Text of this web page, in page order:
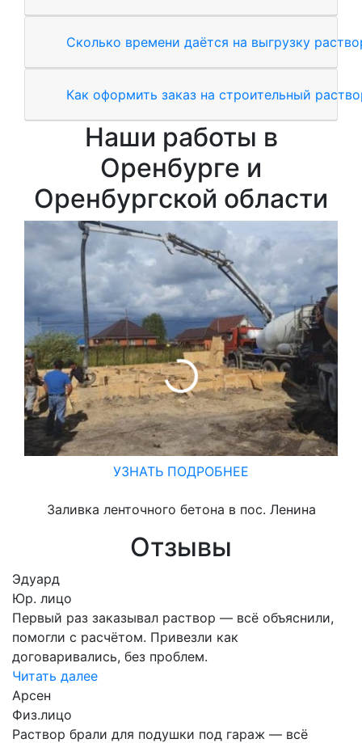
Сколько времени даётся на выгрузку
Как оформить заказ на строительный
Наши работы в
Оренбурге и
Оренбургской области
УЗНАТЬ ПОДРОБНЕЕ
Заливка ленточного бетона в пос. Ленина
Отзывы
Эдуард
Юр. лицо
Первый раз заказывал раствор — всё объяснили,
помогли с расчётом. Привезли как
договаривались, без проблем.
Читать далее
Арсен
Физ.лицо
Раствор брали для подушки под гараж — всё